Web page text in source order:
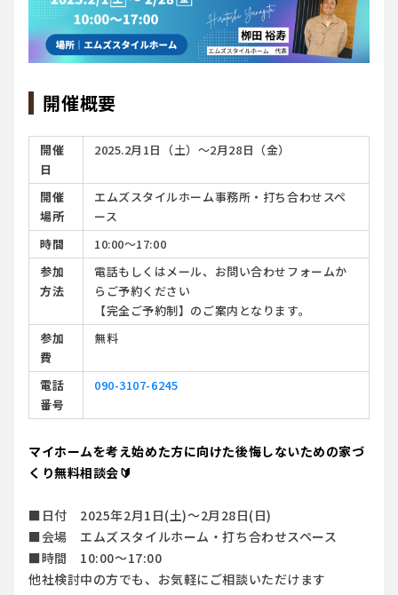
開催概要
開催
日
2025.2月1日（土）～2月28日（金）
開催
場所
エムズスタイルホーム事務所・打ち合わせスペ
ース
時間
10:00〜17:00
参加
方法
電話もしくはメール、お問い合わせフォームか
らご予約ください
【完全ご予約制】のご案内となります。
参加
費
無料
電話
番号
090-3107-6245
マイホームを考え始めた方に向けた後悔しないための家づ
くり無料相談会🔰
■日付 2025年2月1日(土)～2月28日(日)
■会場 エムズスタイルホーム・打ち合わせスペース
■時間 10:00〜17:00
他社検討中の方でも、お気軽にご相談いただけます